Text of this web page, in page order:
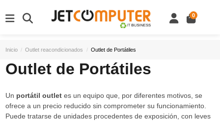
0
Inicio Outlet reacondicionados Outlet de Portátiles
Outlet de Portátiles
Un portátil outletes un equipo que, por diferentes motivos, se
ofrece a un precio reducido sin comprometer su funcionamiento.
Puede tratarse de unidades procedentes de exposición, con leves